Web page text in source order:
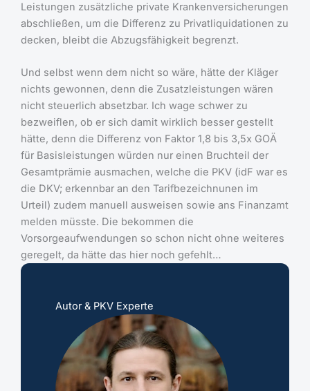
Leistungen zusätzliche private Krankenversicherungen
abschließen, um die Differenz zu Privatliquidationen zu
decken, bleibt die Abzugsfähigkeit begrenzt.
Und selbst wenn dem nicht so wäre, hätte der Kläger
nichts gewonnen, denn die Zusatzleistungen wären
nicht steuerlich absetzbar. Ich wage schwer zu
bezweiflen, ob er sich damit wirklich besser gestellt
hätte, denn die Differenz von Faktor 1,8 bis 3,5x GOÄ
für Basisleistungen würden nur einen Bruchteil der
Gesamtprämie ausmachen, welche die PKV (idF war es
die DKV; erkennbar an den Tarifbezeichnunen im
Urteil) zudem manuell ausweisen sowie ans Finanzamt
melden müsste. Die bekommen die
Vorsorgeaufwendungen so schon nicht ohne weiteres
geregelt, da hätte das hier noch gefehlt…
Autor & PKV Experte